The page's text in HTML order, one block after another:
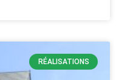
RÉALISATIONS